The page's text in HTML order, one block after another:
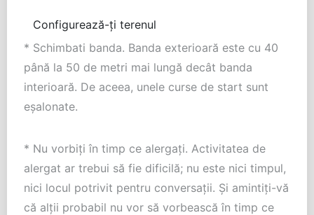
Configurează-ți terenul
* Schimbati banda. Banda exterioară este cu 40
până la 50 de metri mai lungă decât banda
interioară. De aceea, unele curse de start sunt
eșalonate.
* Nu vorbiți în timp ce alergați. Activitatea de
alergat ar trebui să fie dificilă; nu este nici timpul,
nici locul potrivit pentru conversații. Și amintiți-vă
că alții probabil nu vor să vorbească în timp ce